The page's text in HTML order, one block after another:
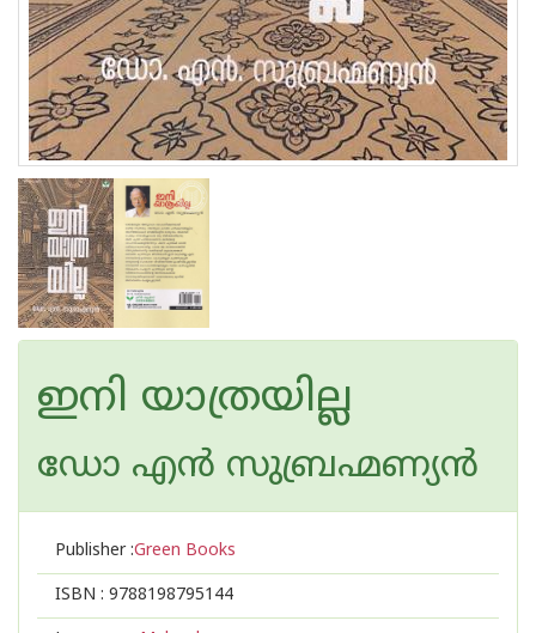
ഇനി യാത്രയില്ല
ഡോ എന്‍ സുബ്രഹ്മണ്യന്‍
Publisher :Green Books
ISBN : 9788198795144